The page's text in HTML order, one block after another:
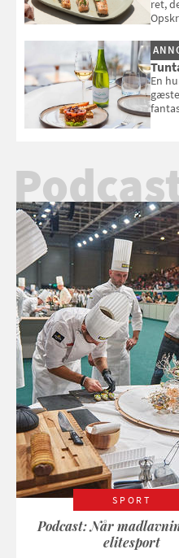
ret,
En
SPORT
Podcast: Når
elitesport